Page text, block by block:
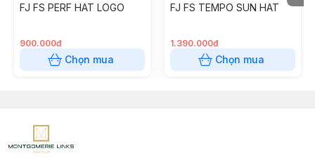
FJ FS PERF HAT LOGO
900.000đ
Chọn mua
FJ FS TEMPO SUN HAT
1.390.000đ
Chọn mua